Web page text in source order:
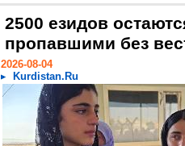
2500 езидов
пропавшими без
2026-08-04
Kurdistan.Ru